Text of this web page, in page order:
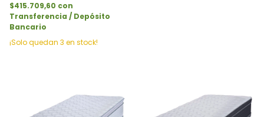
$415.709,60 con
Transferencia / Depósito
Bancario
¡Solo quedan 3 en stock!